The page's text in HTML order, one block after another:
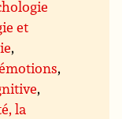
et
,
,
,
la